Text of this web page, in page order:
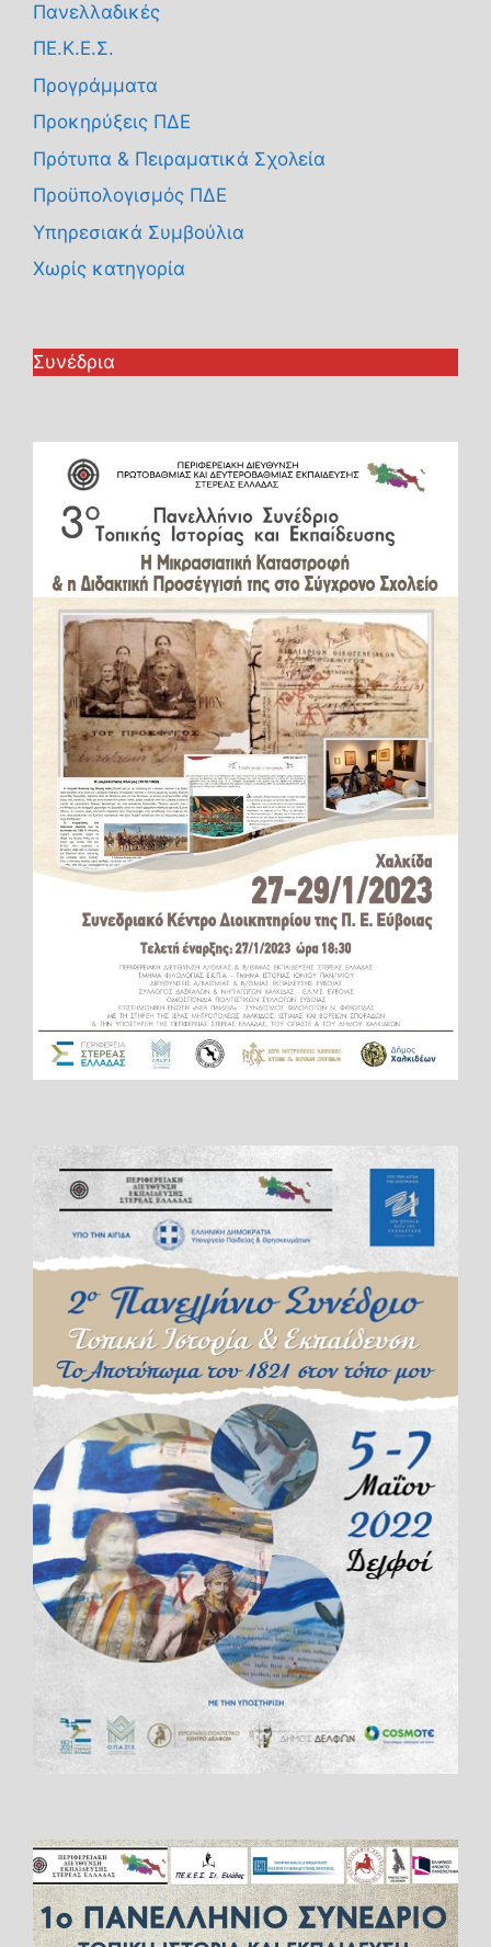
Πανελλαδικές
ΠΕ.Κ.Ε.Σ.
Προγράμματα
Προκηρύξεις ΠΔΕ
Πρότυπα & Πειραματικά Σχολεία
Προϋπολογισμός ΠΔΕ
Υπηρεσιακά Συμβούλια
Χωρίς κατηγορία
Συνέδρια